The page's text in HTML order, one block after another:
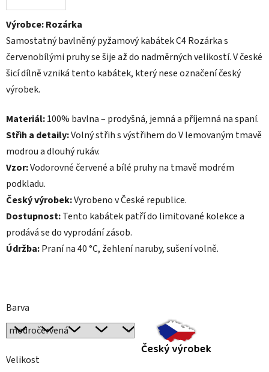
Výrobce: Rozárka
Samostatný bavlněný pyžamový kabátek C4 Rozárka s
červenobílými pruhy se šije až do nadměrných velikostí. V české
šicí dílně vzniká tento kabátek, který nese označení český
výrobek.
Materiál:100% bavlna – prodyšná, jemná a příjemná na spaní.
Střih a detaily:Volný střih s výstřihem do V lemovaným tmavě
modrou a dlouhý rukáv.
Vzor:Vodorovné červené a bílé pruhy na tmavě modrém
podkladu.
Český výrobek:Vyrobeno v České republice.
Dostupnost:Tento kabátek patří do limitované kolekce a
prodává se do vyprodání zásob.
Údržba:Praní na 40 °C, žehlení naruby, sušení volně.
Barva
Velikost